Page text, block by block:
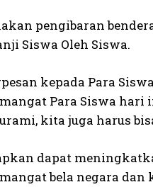
pengibaran
Siswa Oleh Siswa.
kepada Para
Para Siswa
kita juga harus
dapat
bela negara